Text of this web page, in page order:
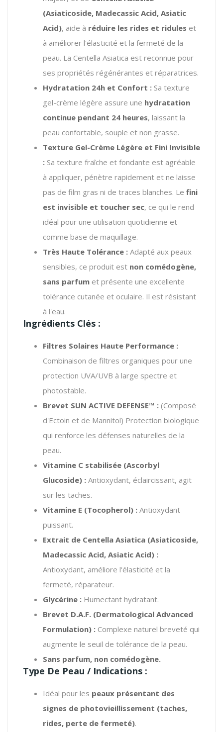
(Asiaticoside, Madecassic Acid, Asiatic
Acid), aide à réduire les rides et ridules et
à améliorer l'élasticité et la fermeté de la
peau. La Centella Asiatica est reconnue pour
ses propriétés régénérantes et réparatrices.
Hydratation 24h et Confort : Sa texture
gel-crème légère assure une hydratation
continue pendant 24 heures, laissant la
peau confortable, souple et non grasse.
Texture Gel-Crème Légère et Fini Invisible
: Sa texture fraîche et fondante est agréable
à appliquer, pénètre rapidement et ne laisse
pas de film gras ni de traces blanches. Le fini
est invisible et toucher sec, ce qui le rend
idéal pour une utilisation quotidienne et
comme base de maquillage.
Très Haute Tolérance : Adapté aux peaux
sensibles, ce produit est non comédogène,
sans parfum et présente une excellente
tolérance cutanée et oculaire. Il est résistant
à l'eau.
Ingrédients Clés :
Filtres Solaires Haute Performance :
Combinaison de filtres organiques pour une
protection UVA/UVB à large spectre et
photostable.
Brevet SUN ACTIVE DEFENSE™ : (Composé
d'Ectoin et de Mannitol) Protection biologique
qui renforce les défenses naturelles de la
peau.
Vitamine C stabilisée (Ascorbyl
Glucoside) : Antioxydant, éclaircissant, agit
sur les taches.
Vitamine E (Tocopherol) : Antioxydant
puissant.
Extrait de Centella Asiatica (Asiaticoside,
Madecassic Acid, Asiatic Acid) :
Antioxydant, améliore l'élasticité et la
fermeté, réparateur.
Glycérine : Humectant hydratant.
Brevet D.A.F. (Dermatological Advanced
Formulation) : Complexe naturel breveté qui
augmente le seuil de tolérance de la peau.
Sans parfum, non comédogène.
Type De Peau / Indications :
Idéal pour les peaux présentant des
signes de photovieillissement (taches,
rides, perte de fermeté).